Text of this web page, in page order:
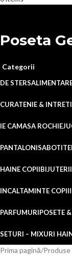
Poseta
Categorii
DE STERS
CURATENIE &
IE CAMASA ROCHIE
PANTALONISABOTI
HAINE COPIIBIJUTERII
INCALTAMINTE COPII
PARFUMURIPOSETE
SETURI – MIXURI
Prima pagină